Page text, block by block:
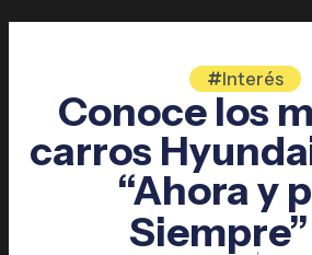
Interés
Conoce los
carros
“Ahora y
Siempre”